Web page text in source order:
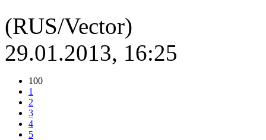
(RUS/Vector)
29.01.2013, 16:25
100
1
2
3
4
5